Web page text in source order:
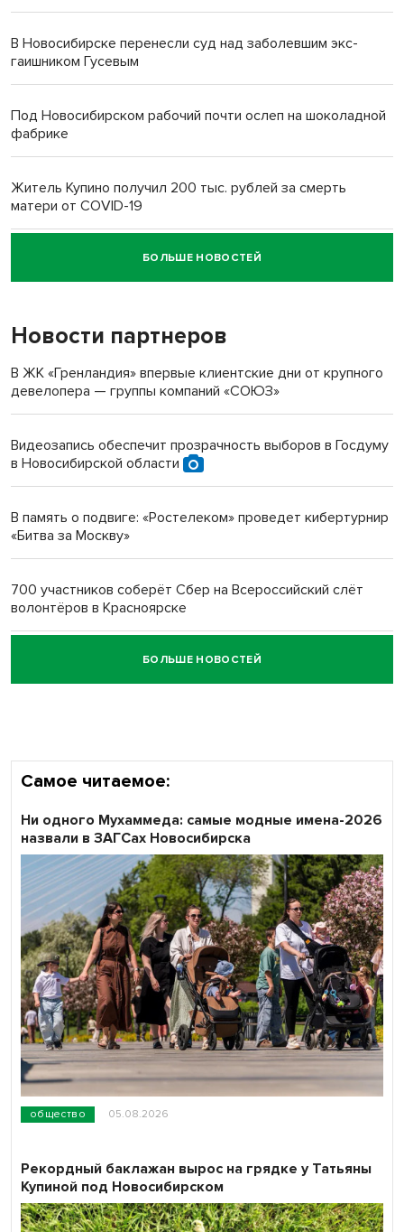
В Новосибирске перенесли суд над заболевшим экс-
гаишником Гусевым
Под Новосибирском рабочий почти ослеп на шоколадной
фабрике
Житель Купино получил 200 тыс. рублей за смерть
матери от COVID-19
Новосибирский суд наказал водителя за смерть
пенсионерки на вокзале
«Мы живём на пастбище!»: в новосибирском селе лошади
терроризируют жителей
Новосибирский преподаватель с женой вошли в топ-16
БОЛЬШЕ НОВОСТЕЙ
Новости партнеров
В ЖК «Гренландия» впервые клиентские дни от крупного
девелопера — группы компаний «СОЮЗ»
Видеозапись обеспечит прозрачность выборов в Госдуму
в Новосибирской области
В память о подвиге: «Ростелеком» проведет кибертурнир
«Битва за Москву»
700 участников соберёт Сбер на Всероссийский слёт
волонтёров в Красноярске
Честный выбор: видеонаблюдение обеспечит
объективность результатов ЕДГ в Новосибирской
БОЛЬШЕ НОВОСТЕЙ
Самое читаемое:
общество 05.08.2026
Ни одного Мухаммеда: самые модные имена-2026
назвали в ЗАГСах Новосибирска
Рекордный баклажан вырос на грядке у Татьяны
Купиной под Новосибирском